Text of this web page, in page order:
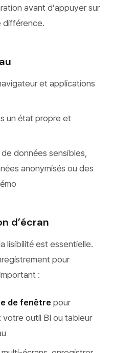
avant d’appuyer sur
différence.
et applications
un état propre et
données sensibles,
anonymisés ou des
d’écran
lisibilité est essentielle.
pour
:
de fenêtrepour
outil BI ou tableur